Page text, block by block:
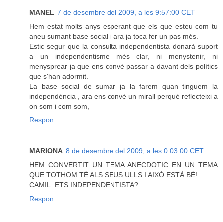
MANEL 7 de desembre del 2009, a les 9:57:00 CET
Hem estat molts anys esperant que els que esteu com tu
aneu sumant base social i ara ja toca fer un pas més.
Estic segur que la consulta independentista donarà suport
a un independentisme més clar, ni menystenir, ni
menysprear ja que ens convé passar a davant dels polítics
que s'han adormit.
La base social de sumar ja la farem quan tinguem la
independència , ara ens convé un mirall perquè reflecteixi a
on som i com som,
Respon
MARIONA 8 de desembre del 2009, a les 0:03:00 CET
HEM CONVERTIT UN TEMA ANECDOTIC EN UN TEMA
QUE TOTHOM TÉ ALS SEUS ULLS I AIXÒ ESTÀ BÉ!
CAMIL: ETS INDEPENDENTISTA?
Respon